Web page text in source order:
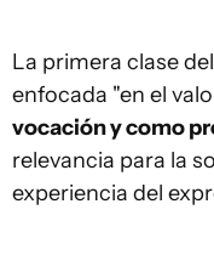
La primera clase
enfocada "en el
vocación y como
relevancia para la
experiencia del